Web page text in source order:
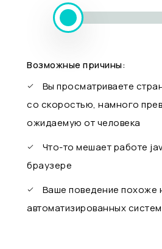
Возможные причины:
Вы просматриваете
со скоростью, намного
ожидаемую от человека
Что-то мешает работе
браузере
Ваше поведение похоже
автоматизированных систем